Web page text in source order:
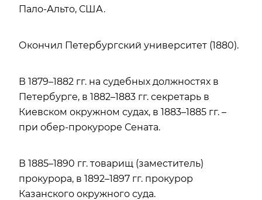
Пало-Альто, США.
Окончил Петербургский университет (1880).
В 1879–1882 гг. на судебных должностях в
Петербурге, в 1882–1883 гг. секретарь в
Киевском окружном судах, в 1883–1885 гг. –
при обер-прокуроре Сената.
В 1885–1890 гг. товарищ (заместитель)
прокурора, в 1892–1897 гг. прокурор
Казанского окружного суда.